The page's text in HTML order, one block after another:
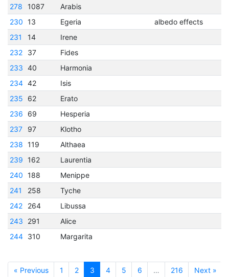
278
1087
Arabis
230 13 Egeria
albedo effects
231
14
Irene
232
37
Fides
233 40
Harmonia
234 42
Isis
235
62
Erato
236
69
Hesperia
237
97
Klotho
238 119
Althaea
239
162
Laurentia
240 188
Menippe
241
258
Tyche
242
264
Libussa
243
291
Alice
244 310 Margarita
« Previous 1 2 3 4 5 6 … 216 Next »